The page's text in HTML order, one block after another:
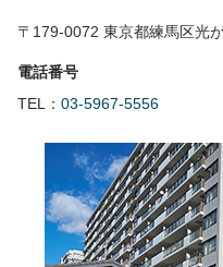
〒179-0072 東京都練馬区光
電話番号
TEL： 03-5967-5556